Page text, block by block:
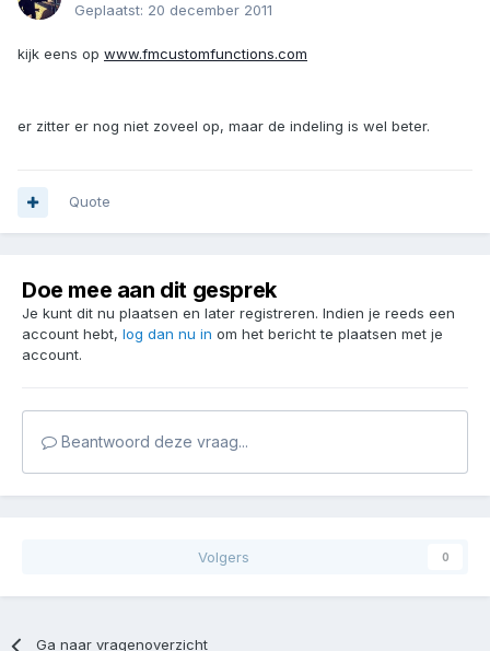
Geplaatst: 20 december 2011
kijk eens op www.fmcustomfunctions.com
er zitter er nog niet zoveel op, maar de indeling is wel beter.
Quote
Doe mee aan dit gesprek
Je kunt dit nu plaatsen en later registreren. Indien je reeds een
account hebt, log dan nu in om het bericht te plaatsen met je
account.
Beantwoord deze vraag...
Volgers 0
Ga naar vragenoverzicht